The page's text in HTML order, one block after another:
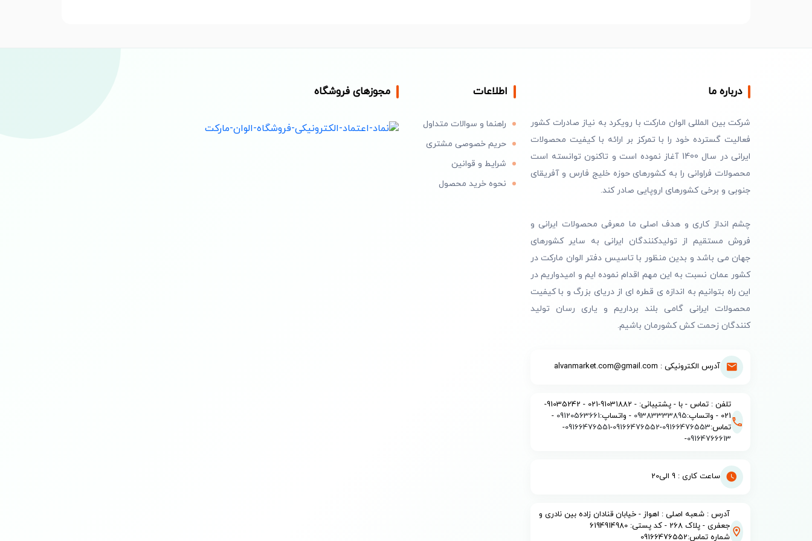
درباره ما
شرکت بین المللی الوان مارکت با رویکرد به نیاز صادرات کشور
فعالیت گسترده خود را با تمرکز بر ارائه با کیفیت محصولات
ایرانی در سال 1400 آغاز نموده است و تاکنون توانسته است
محصولات فراوانی را به کشورهای حوزه خلیج فارس و آفریقای
جنوبی و برخی کشورهای اروپایی صادر کند.
چشم انداز کاری و هدف اصلی ما معرفی محصولات ایرانی و
فروش مستقیم از تولیدکنندگان ایرانی به سایر کشورهای
جهان می باشد و بدین منظور با تاسیس دفتر الوان مارکت در
کشور عمان نسبت به این مهم اقدام نموده ایم و امیدواریم در
این راه بتوانیم به اندازه ی قطره ای از دریای بزرگ و با کیفیت
محصولات ایرانی گامی بلند برداریم و یاری رسان تولید
کنندگان زحمت کش کشورمان باشیم.
آدرس الکترونیکی : alvanmarket.com@gmail.com
تلفن : تماس - با - پشتیبانی: - 91031882-021 - 91035242-
021 - واتساپ:
09383333895 - واتساپ:09120563661
-
تماس:09166476553
-
09166476552
-
09166476551
-
09164766613
-
ساعت کاری : 9 الی20
آدرس : شعبه اصلی : اهواز - خیابان قنادان زاده بین نادری و
جعفری - پلاک 268 - کد پستی: 6194914980
شماره تماس:09166476552
اطلاعات
راهنما و سوالات متداول
حریم خصوصی مشتری
شرایط و قوانین
نحوه خرید محصول
مجوزهای فروشگاه